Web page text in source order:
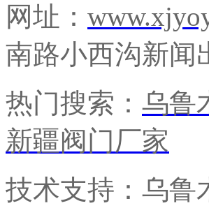
网址：
南路小西沟新闻
热门搜索： 乌鲁
新疆阀门厂家
技术支持：乌鲁